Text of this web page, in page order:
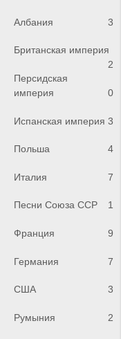
Албания 3
Британская империя
2
Персидская
империя
0
Испанская империя 3
Польша 4
Италия 7
Песни Союза ССР 1
Франция 9
Германия 7
США 3
Румыния 2